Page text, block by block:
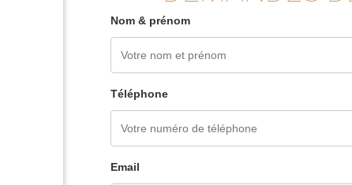
Nom & prénom
Téléphone
Email